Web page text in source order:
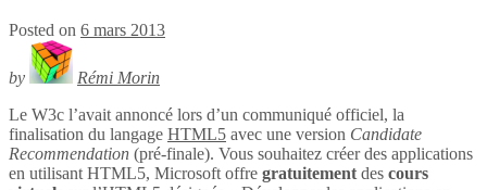
Posted on 6 mars 2013
by
Rémi Morin
Le W3c l’avait annoncé lors d’un communiqué officiel, la
finalisation du langage HTML5 avec une version Candidate
Recommendation (pré-finale). Vous souhaitez créer des applications
en utilisant HTML5, Microsoft offre gratuitement des cours